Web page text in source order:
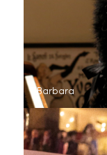
Barbara